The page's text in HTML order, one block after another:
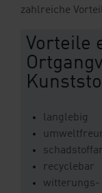
zahlreiche
Vorteile
langlebig
recyclebar
witterungs-